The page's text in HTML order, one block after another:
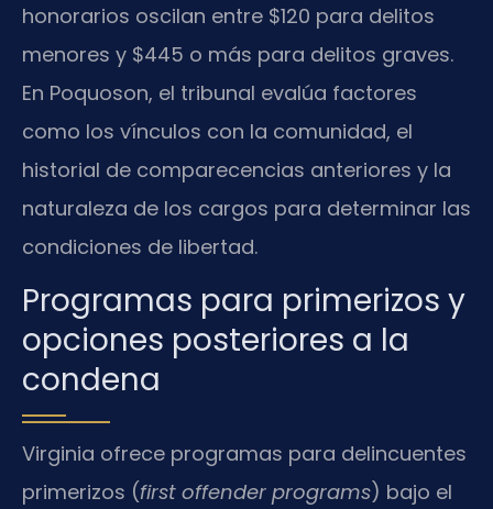
honorarios oscilan entre $120 para delitos
menores y $445 o más para delitos graves.
En Poquoson, el tribunal evalúa factores
como los vínculos con la comunidad, el
historial de comparecencias anteriores y la
naturaleza de los cargos para determinar las
condiciones de libertad.
Programas para primerizos y
opciones posteriores a la
condena
Virginia ofrece programas para delincuentes
primerizos (first offender programs) bajo el